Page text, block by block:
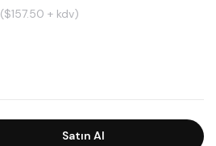
($157.50 + kdv)
Satın Al